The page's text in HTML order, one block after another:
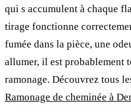
qui s accumulent à chaque
tirage fonctionne
fumée dans la pièce, une
allumer, il est probablement
ramonage. Découvrez tous
Ramonage de cheminée à